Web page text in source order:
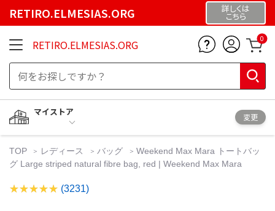
RETIRO.ELMESIAS.ORG 詳しくは
こちら
RETIRO.ELMESIAS.ORG 0
マイストア
変更
TOP レディース バッグ
Weekend Max Mara トートバッ
グ Large striped natural fibre bag, red | Weekend Max Mara
(3231)